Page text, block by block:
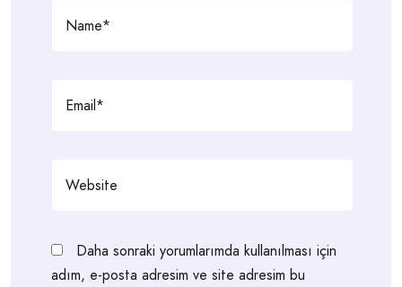
Daha sonraki yorumlarımda kullanılması için
adım, e-posta adresim ve site adresim bu